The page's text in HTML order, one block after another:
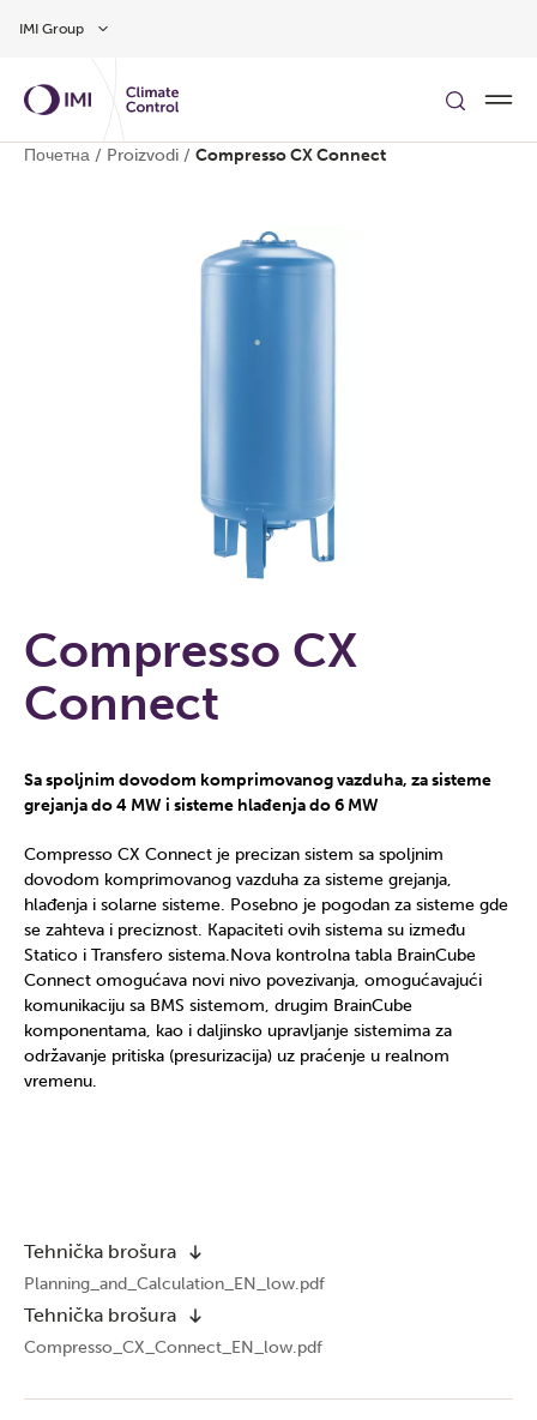
IMI Group
Почетна / Proizvodi / Compresso CX Connect
Compresso CX
Connect
Sa spoljnim dovodom komprimovanog vazduha, za sisteme
grejanja do 4 MW i sisteme hlađenja do 6 MW
Compresso CX Connect je precizan sistem sa spoljnim
dovodom komprimovanog vazduha za sisteme grejanja,
hlađenja i solarne sisteme. Posebno je pogodan za sisteme gde
se zahteva i preciznost. Kapaciteti ovih sistema su između
Statico i Transfero sistema.Nova kontrolna tabla BrainCube
Connect omogućava novi nivo povezivanja, omogućavajući
komunikaciju sa BMS sistemom, drugim BrainCube
komponentama, kao i daljinsko upravljanje sistemima za
održavanje pritiska (presurizacija) uz praćenje u realnom
vremenu.
Tehnička brošura
Planning_and_Calculation_EN_low.pdf
Tehnička brošura
Compresso_CX_Connect_EN_low.pdf